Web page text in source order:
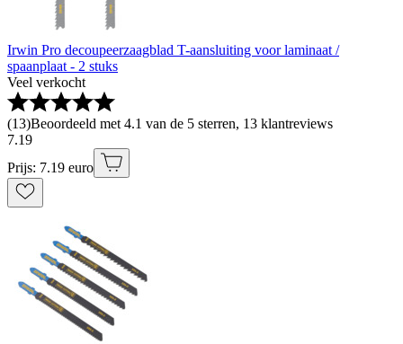
Irwin Pro decoupeerzaagblad T-aansluiting voor laminaat /
spaanplaat - 2 stuks
Veel verkocht
(13)Beoordeeld met 4.1 van de 5 sterren, 13 klantreviews
7.19
Prijs: 7.19 euro